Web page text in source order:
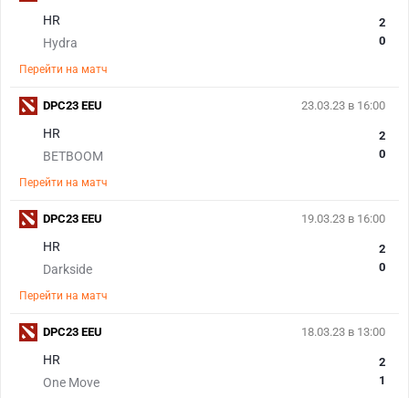
HR
Hydra
2
0
Перейти на матч
23.03.23 в 16:00
HR
BETBOOM
2
0
Перейти на матч
DPC23 EEU
19.03.23 в 16:00
HR
Darkside
2
0
Перейти на матч
DPC23 EEU
18.03.23 в 13:00
HR
One Move
2
1
DPC23 EEU